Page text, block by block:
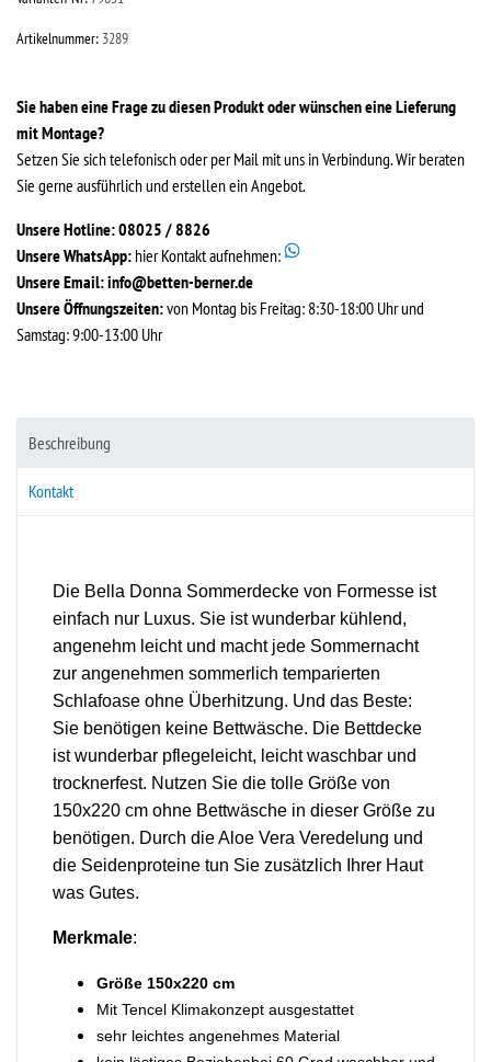
Artikelnummer: 3289
Sie haben eine Frage zu diesen Produkt oder wünschen eine Lieferung
mit Montage?
Setzen Sie sich telefonisch oder per Mail mit uns in Verbindung. Wir beraten
Sie gerne ausführlich und erstellen ein Angebot.
Unsere Hotline: 08025 / 8826
Unsere WhatsApp: hier Kontakt aufnehmen:
Unsere Email:info@betten-berner.de
Unsere Öffnungszeiten:von Montag bis Freitag: 8:30-18:00 Uhr und
Samstag: 9:00-13:00 Uhr
Beschreibung
Kontakt
Die Bella Donna Sommerdecke von Formesse ist
einfach nur Luxus. Sie ist wunderbar kühlend,
angenehm leicht und macht jede Sommernacht
zur angenehmen sommerlich temparierten
Schlafoase ohne Überhitzung. Und das Beste:
Sie benötigen keine Bettwäsche. Die Bettdecke
ist wunderbar pflegeleicht, leicht waschbar und
trocknerfest. Nutzen Sie die tolle Größe von
150x220 cm ohne Bettwäsche in dieser Größe zu
benötigen. Durch die Aloe Vera Veredelung und
die Seidenproteine tun Sie zusätzlich Ihrer Haut
was Gutes.
Merkmale:
Größe 150x220 cm
Mit Tencel Klimakonzept ausgestattet
sehr leichtes angenehmes Material